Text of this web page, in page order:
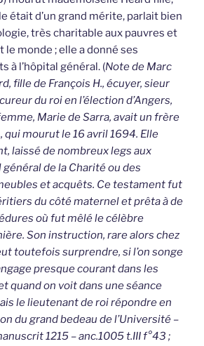
était d’un grand mérite, parlait bien
très charitable aux pauvres et
monde ; elle a donné ses
à l’hôpital général. (Note de Marc
fille de François H., écuyer, sieur
du roi en l’élection d’Angers,
Marie de Sarra, avait un frère
qui mourut le 16 avril 1694. Elle
laissé de nombreux legs aux
général de la Charité ou des
et acquêts. Ce testament fut
du côté maternel et prêta à de
où fut mêlé le célèbre
Son instruction, rare alors chez
toutefois surprendre, si l’on songe
presque courant dans les
quand on voit dans une séance
le lieutenant de roi répondre en
du grand bedeau de l’Université –
1215 – anc.1005 t.III f°43 ;